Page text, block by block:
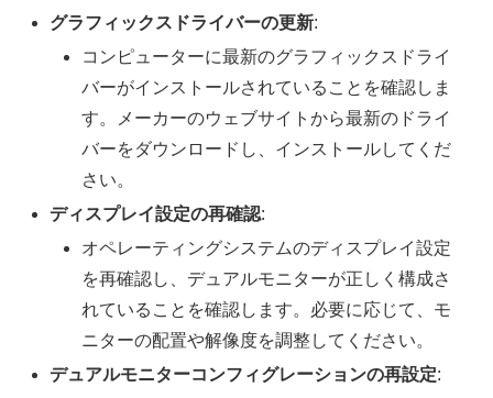
グラフィックスドライバーの更新:
コンピューターに最新のグラフィックスドライ
バーがインストールされていることを確認しま
す。メーカーのウェブサイトから最新のドライ
バーをダウンロードし、インストールしてくだ
さい。
ディスプレイ設定の再確認:
オペレーティングシステムのディスプレイ設定
を再確認し、デュアルモニターが正しく構成さ
れていることを確認します。必要に応じて、モ
ニターの配置や解像度を調整してください。
デュアルモニターコンフィグレーションの再設定: